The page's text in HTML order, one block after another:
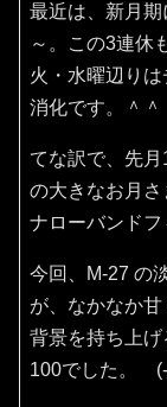
最近は、新月
～。この3連休
火・水曜辺り
消化です。＾＾
てな訳で、先月
の大きなお月さ
ナローバンドフ
今回、M-27 の
が、なかなか甘
背景を持ち上
100でした。